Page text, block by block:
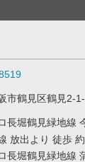
市鶴見区鶴見2-
長堀鶴見緑地線
放出より 徒歩
長堀鶴見緑地線